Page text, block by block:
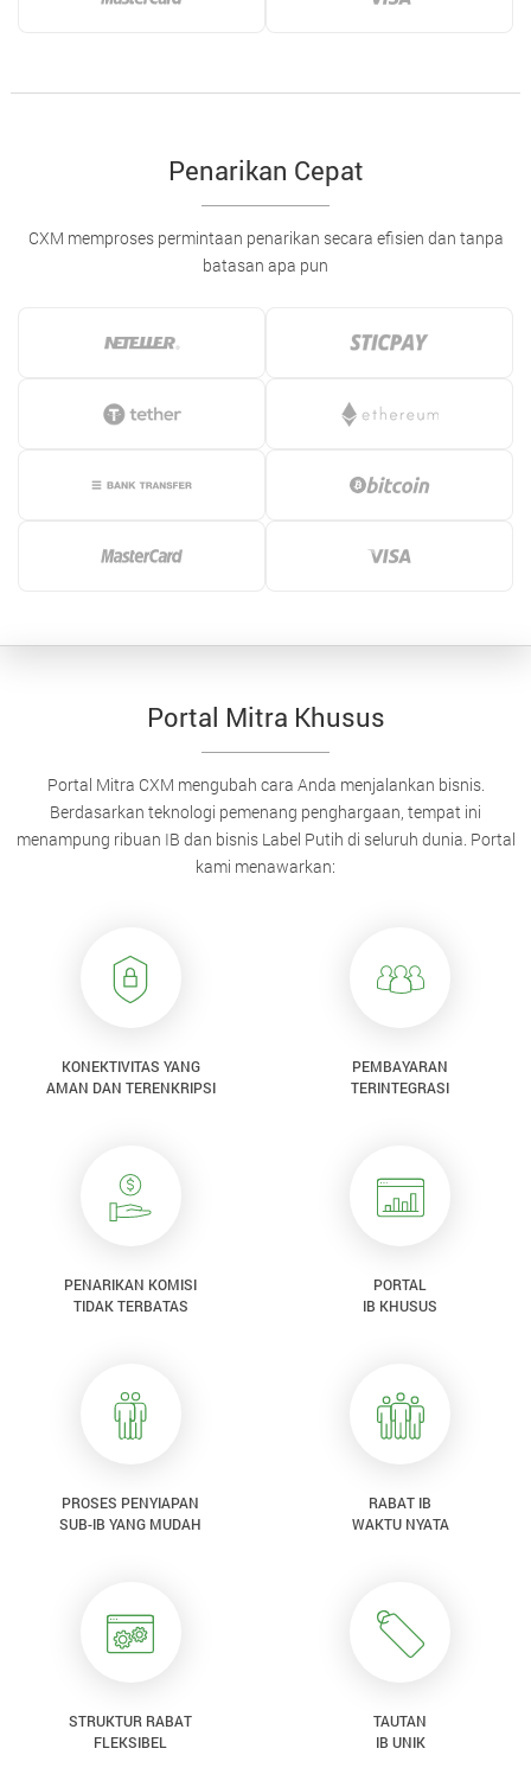
Penarikan Cepat
CXM memproses permintaan penarikan secara efisien dan tanpa
batasan apa pun
Portal Mitra Khusus
Portal Mitra CXM mengubah cara Anda menjalankan bisnis.
Berdasarkan teknologi pemenang penghargaan, tempat ini
menampung ribuan IB dan bisnis Label Putih di seluruh dunia. Portal
kami menawarkan:
KONEKTIVITAS YANG
AMAN DAN TERENKRIPSI
PEMBAYARAN
TERINTEGRASI
PENARIKAN KOMISI
TIDAK TERBATAS
PORTAL
IB KHUSUS
PROSES PENYIAPAN
SUB-IB YANG MUDAH
RABAT IB
WAKTU NYATA
STRUKTUR RABAT
FLEKSIBEL
TAUTAN
IB UNIK